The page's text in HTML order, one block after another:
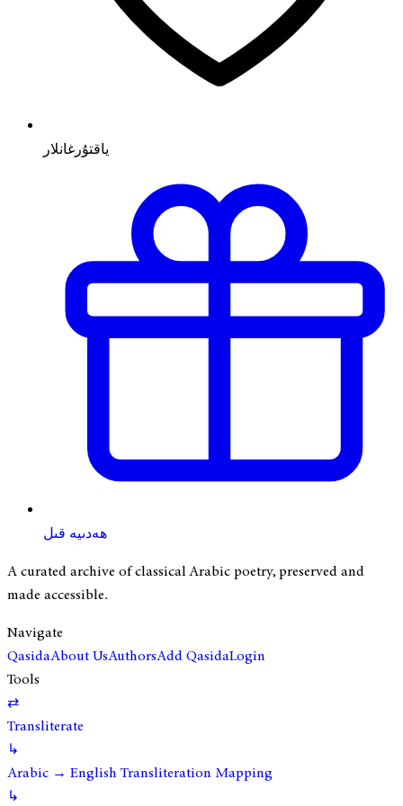
ياقتۇرغانلار
ھەدىيە قىل
A curated archive of classical Arabic poetry, preserved and
made accessible.
Navigate
QasidaAbout UsAuthorsAdd QasidaLogin
Tools
⇄
Transliterate
↳
Arabic → English Transliteration Mapping
↳